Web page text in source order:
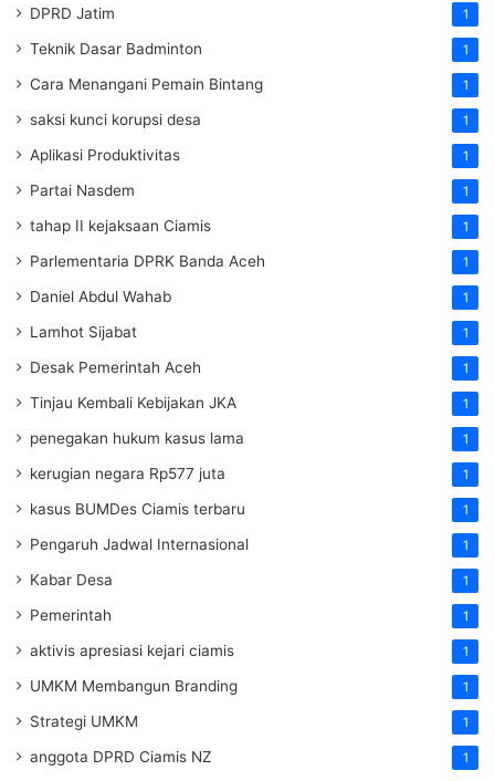
DPRD Jatim 1
Teknik Dasar Badminton 1
Cara Menangani Pemain Bintang 1
saksi kunci korupsi desa 1
Aplikasi Produktivitas 1
Partai Nasdem 1
tahap II kejaksaan Ciamis 1
Parlementaria DPRK Banda Aceh 1
Daniel Abdul Wahab 1
Lamhot Sijabat 1
Desak Pemerintah Aceh 1
Tinjau Kembali Kebijakan JKA 1
penegakan hukum kasus lama 1
kerugian negara Rp577 juta 1
kasus BUMDes Ciamis terbaru 1
Pengaruh Jadwal Internasional 1
Kabar Desa 1
Pemerintah 1
aktivis apresiasi kejari ciamis 1
UMKM Membangun Branding 1
Strategi UMKM 1
anggota DPRD Ciamis NZ 1